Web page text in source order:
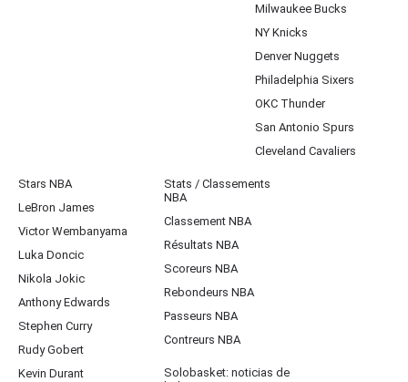
Milwaukee Bucks
NY Knicks
Denver Nuggets
Philadelphia Sixers
OKC Thunder
San Antonio Spurs
Cleveland Cavaliers
Stars NBA
LeBron James
Victor Wembanyama
Luka Doncic
Nikola Jokic
Anthony Edwards
Stephen Curry
Rudy Gobert
Kevin Durant
Stats / Classements
NBA
Classement NBA
Résultats NBA
Scoreurs NBA
Rebondeurs NBA
Passeurs NBA
Contreurs NBA
Solobasket: noticias de